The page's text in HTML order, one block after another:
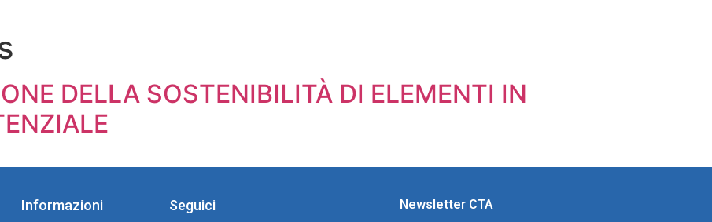
DELLA SOSTENIBILITÀ DI ELEMENTI IN
Informazioni Seguici Newsletter CTA